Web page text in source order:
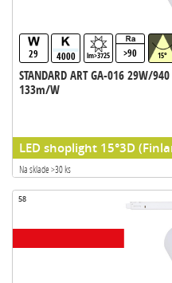
29 4000 lm>3725 >90 15°
STANDARD ART GA-016 29W/
133m/W
LED shoplight 15°3D
Na sklade >30 ks
58